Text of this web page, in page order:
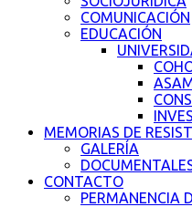
COMUNICACIÓN
EDUCACIÓN
MEMORIAS DE
GALERÍA
CONTACTO
PERMANENCIA